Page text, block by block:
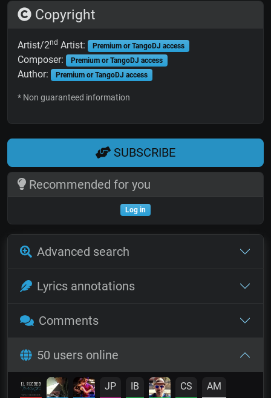
Copyright
Artist/2nd Artist: Premium or TangoDJ access
Composer: Premium or TangoDJ access
Author: Premium or TangoDJ access
* Non guaranteed information
SUBSCRIBE
Recommended for you
Log in
Advanced search
Lyrics annotations
Comments
50 users online
JP IB CS AM